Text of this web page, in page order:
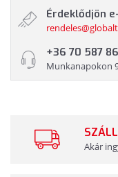
Érdeklődjön
+36 70 587
Munkanapokon
Akár